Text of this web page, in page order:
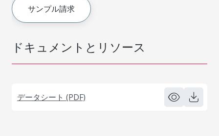
ドキュメントとリソース
データシート (PDF)
サンプル請求